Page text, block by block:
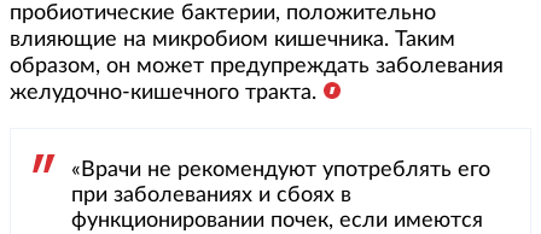
пробиотические бактерии, положительно
влияющие на микробиом кишечника. Таким
образом, он может предупреждать заболевания
желудочно-кишечного тракта.
«Врачи не рекомендуют употреблять его
при заболеваниях и сбоях в
функционировании почек, если имеются